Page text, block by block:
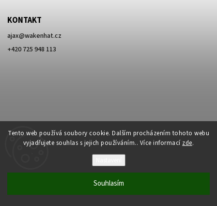
Tento web používá soubory cookie. Dalším procházením tohoto webu
vyjadřujete souhlas s jejich používáním.. Více informací zde.
Souhlasím
KONTAKT
ajax@wakenhat.cz
+420 725 948 113
Armex Publishing